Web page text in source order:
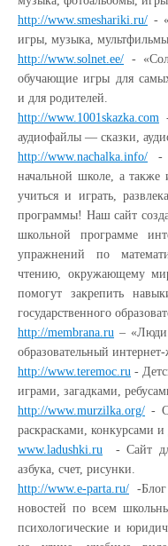
http://www.smeshariki.ru/ -
игры, музыка,
http://www.solnet.ee/ -
обучающие игры для
и для родителей.
http://www.1001skazka.com
аудиофайлы — сказки,
http://www.nachalka.info/ -
начальной школе, а также
учиться и играть,
программы! Наш сайт
школьной программе
упражнений по
чтению, окружающему
помогут закрепить
государственного
http://membrana.ru –
образовательный
http://www.teremoc.ru -
играми, загадками,
http://www.murzilka.org/ -
раскрасками, конкурсами
www.ladushki.ru - Сайт
азбука, счет, рисунки.
http://www.e-parta.ru/ -
новостей по всем
психологические и